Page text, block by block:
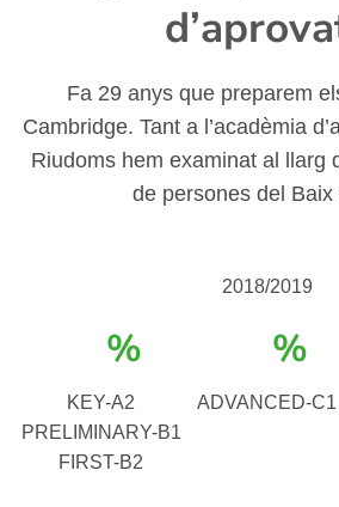
Fa 29 anys que preparem
Cambridge. Tant a l’acadèmia
Riudoms hem examinat al llarg
de persones del Baix
2018/2019
%
KEY-A2
PRELIMINARY-B1
FIRST-B2
%
ADVANCED-C1